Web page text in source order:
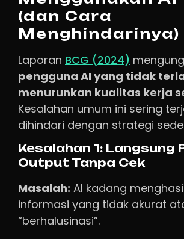
(dan Cara
Menghindarinya)
Laporan BCG (2024)
pengguna AI yang tidak
menurunkan kualitas kerja
Kesalahan umum ini sering
dihindari dengan strategi
Kesalahan 1: Langsung
Output Tanpa Cek
Masalah: AI kadang
informasi yang tidak akurat
“berhalusinasi”.